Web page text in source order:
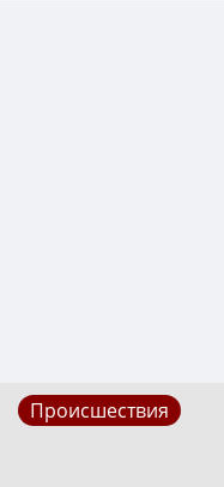
Происшествия